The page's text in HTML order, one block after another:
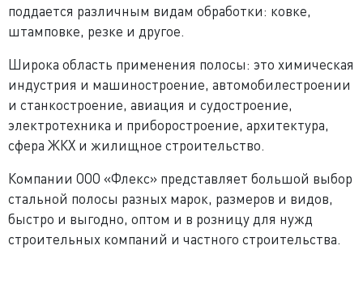
поддается различным видам обработки: ковке,
штамповке, резке и другое.
Широка область применения полосы: это химическая
индустрия и машиностроение, автомобилестроении
и станкостроение, авиация и судостроение,
электротехника и приборостроение, архитектура,
сфера ЖКХ и жилищное строительство.
Компании ООО «Флекс» представляет большой выбор
стальной полосы разных марок, размеров и видов,
быстро и выгодно, оптом и в розницу для нужд
строительных компаний и частного строительства.